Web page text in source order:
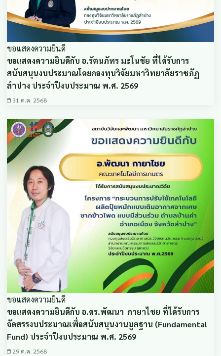
ขอแสดงความยินดี
ขอแสดงความยินดีกับ อ.รัตนภัทร มะโนชัย ที่ได้รับการ
สนับสนุนงบประมาณโดยกองทุนวิจัยมหาวิทยาลัยราชภัฏ
ลำปาง ประจำปีงบประมาณ พ.ศ. 2569
31 ต.ค. 2568
ขอแสดงความยินดี
ขอแสดงความยินดีกับ อ.ดร.พัฒนา กายาไชย ที่ได้รับการ
จัดสรรงบประมาณเพื่อสนับสนุนงานมูลฐาน (Fundamental
Fund) ประจำปีงบประมาณ พ.ศ. 2569
29 ต.ค. 2568